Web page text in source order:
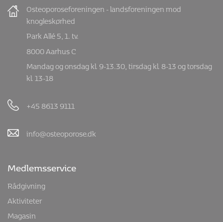
Osteoporoseforeningen - landsforeningen mod
knogleskørhed
Park Allé 5, 1. tv.
8000 Aarhus C
Mandag og onsdag kl. 9-13.30, tirsdag kl. 8-13 og torsdag
kl. 13-18
+45 8613 9111
info@osteoporose.dk
Medlemsservice
Rådgivning
Aktiviteter
Magasin